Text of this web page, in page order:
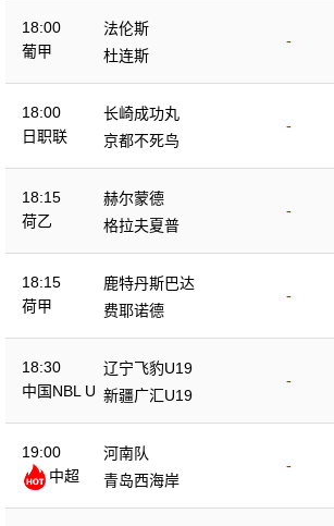
18:00
葡甲
法伦斯
-
杜连斯
18:00
日职联
长崎成功丸
-
京都不死鸟
18:15
荷乙
赫尔蒙德
-
格拉夫夏普
18:15
荷甲
鹿特丹斯巴达
-
费耶诺德
18:30
中国NBL U
辽宁飞豹U19
-
新疆广汇U19
19:00
中超
河南队
-
青岛西海岸